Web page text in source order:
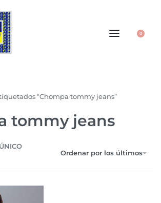
0
“Chompa tommy jeans”
tommy jeans
Ordenar por los últimos